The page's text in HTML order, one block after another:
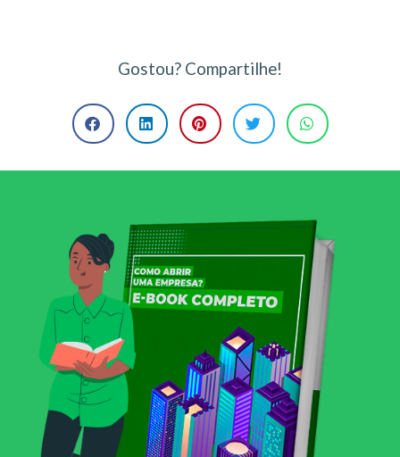
Gostou? Compartilhe!